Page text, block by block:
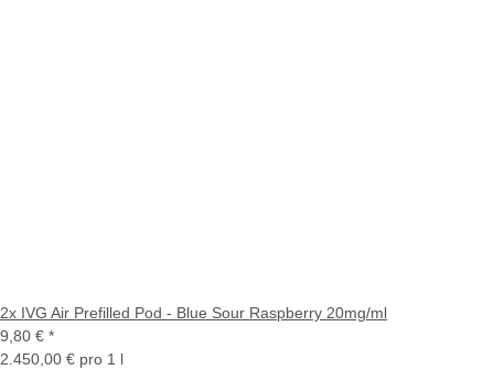
2x IVG Air Prefilled Pod - Blue Sour Raspberry 20mg/ml
9,80 € *
2.450,00 € pro 1 l